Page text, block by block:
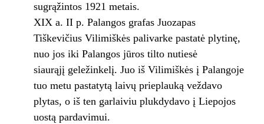
sugrąžintos 1921 metais.
XIX a. II p. Palangos grafas Juozapas
Tiškevičius Vilimiškės palivarke pastatė plytinę,
nuo jos iki Palangos jūros tilto nutiesė
siaurąjį geležinkelį. Juo iš Vilimiškės į Palangoje
tuo metu pastatytą laivų prieplauką veždavo
plytas, o iš ten garlaiviu plukdydavo į Liepojos
uostą pardavimui.